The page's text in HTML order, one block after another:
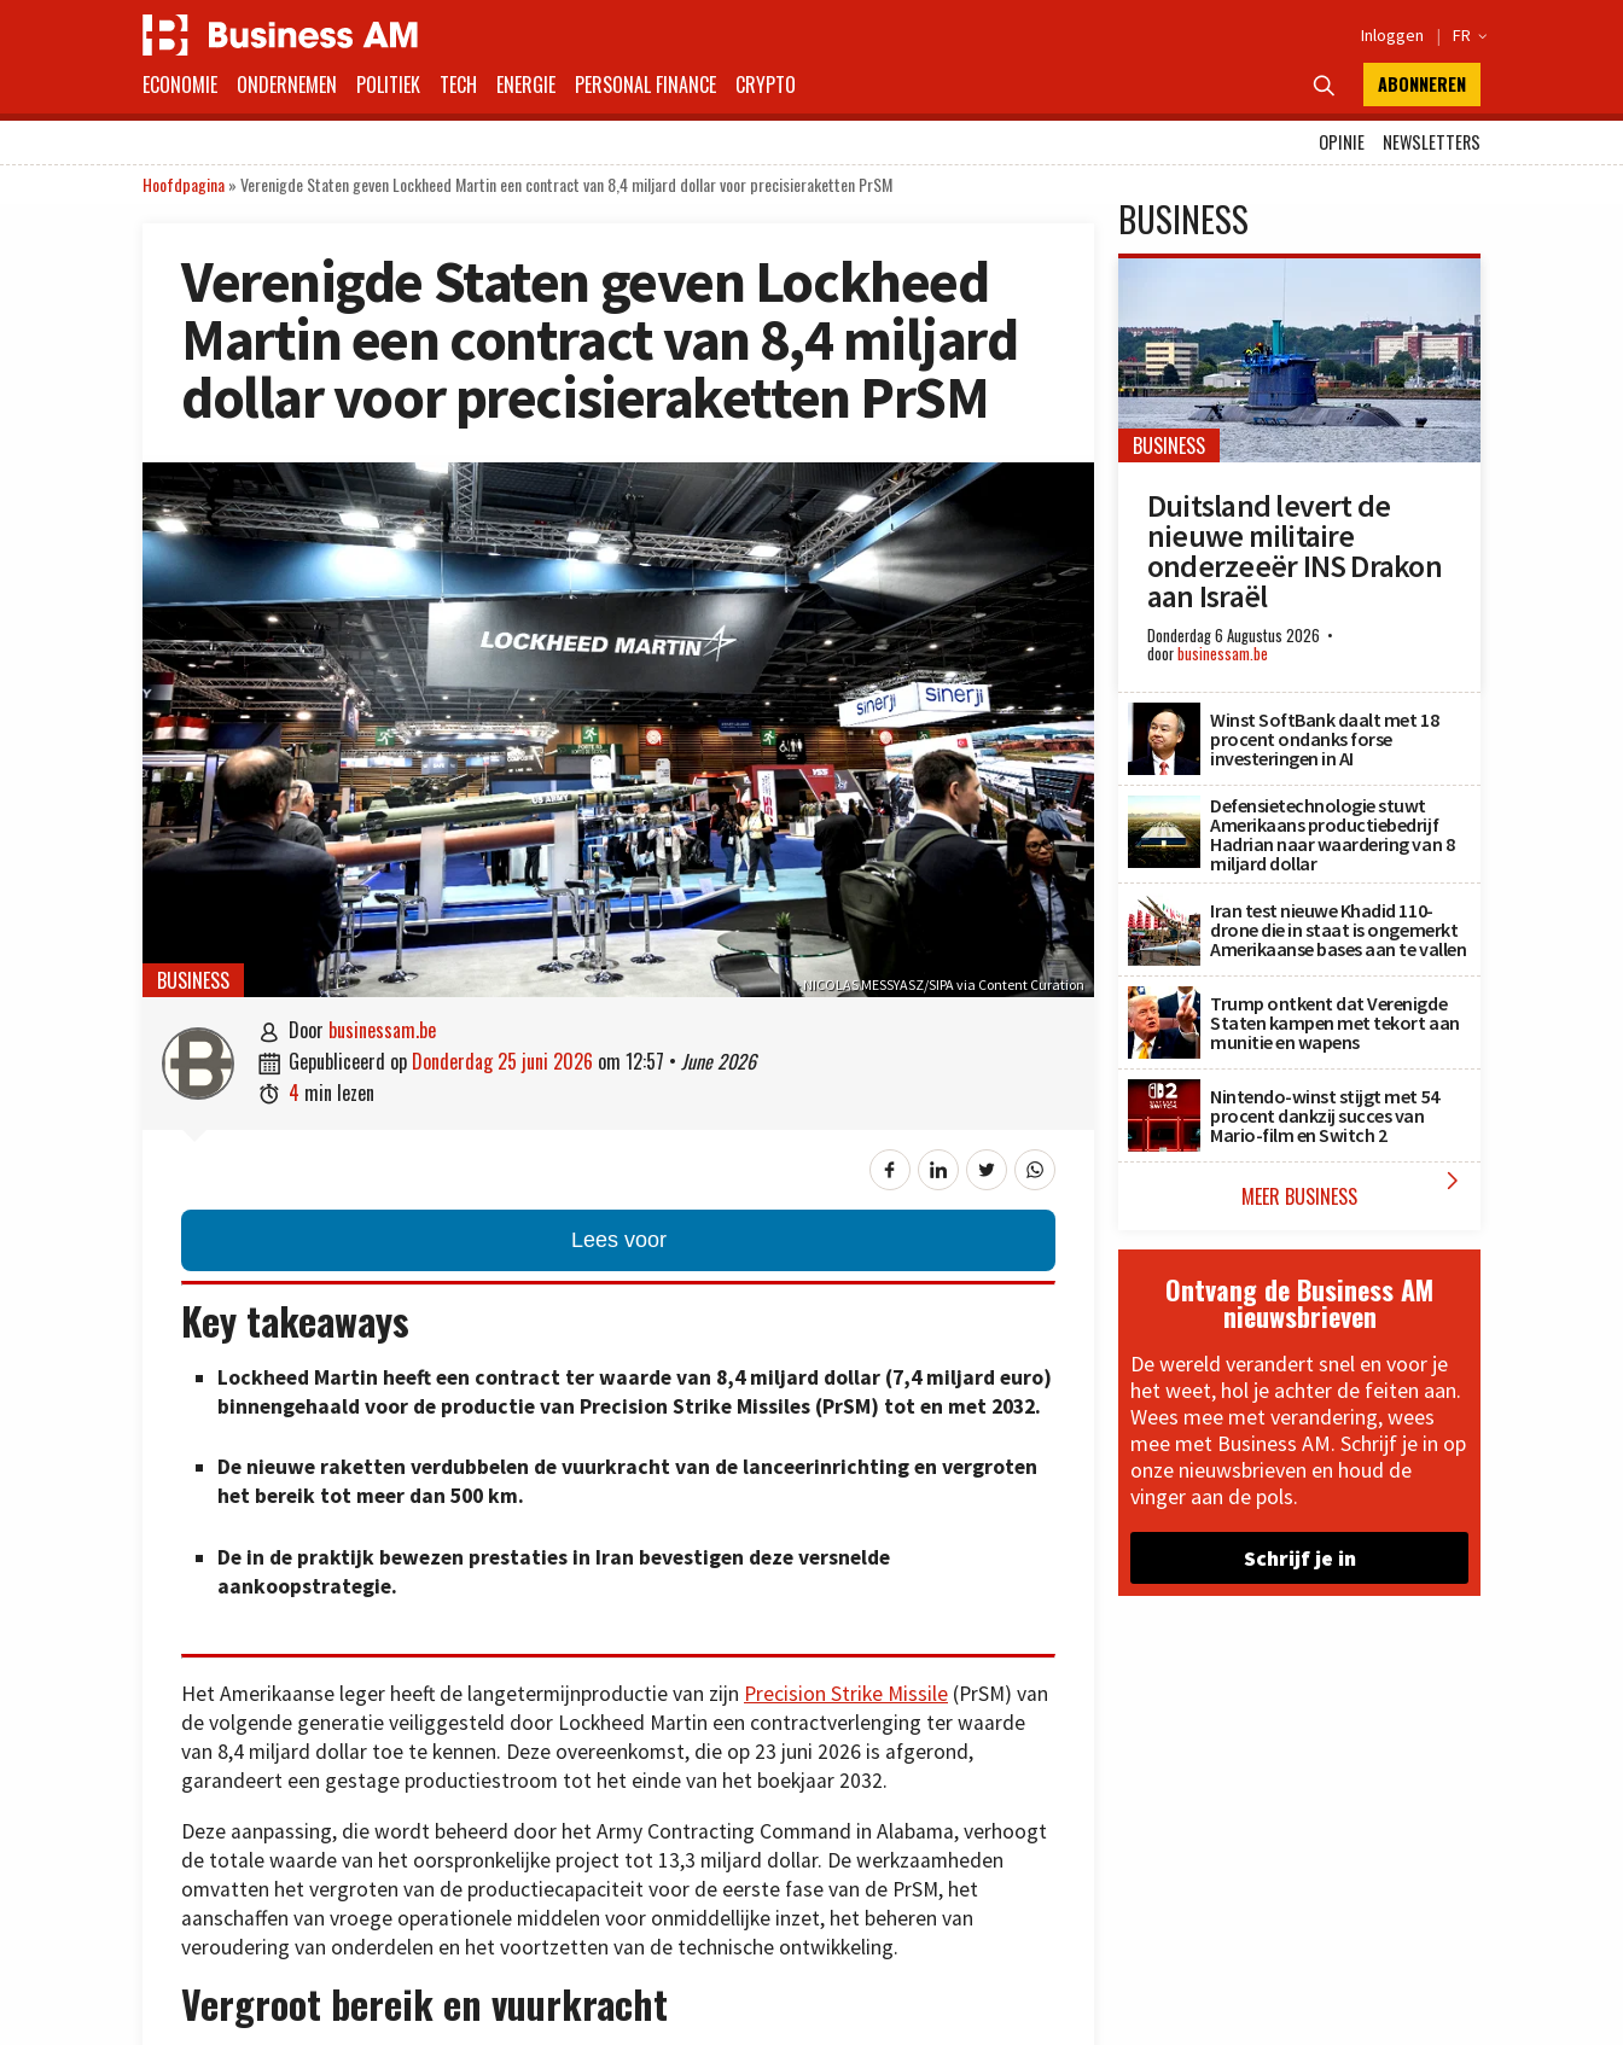
Inloggen | FR 
ECONOMIE ONDERNEMEN POLITIEK TECH ENERGIE PERSONAL FINANCE CRYPTO  ABONNEREN
OPINIE
NEWSLETTERS
Hoofdpagina»Verenigde Staten geven Lockheed Martin een contract van 8,4 miljard dollar voor precisieraketten PrSM
Verenigde Staten geven Lockheed
Martin een contract van 8,4 miljard
dollar voor precisieraketten PrSM
NICOLAS MESSYASZ/SIPA via Content Curation
BUSINESS
 door businessam.be
 gepubliceerd op donderdag 25 juni 2026 om 12:57 • June 2026
 4 min lezen
Lees voor
Key takeaways
Lockheed Martin heeft een contract ter waarde van 8,4 miljard dollar (7,4 miljard euro)
binnengehaald voor de productie van Precision Strike Missiles (PrSM) tot en met 2032.
De nieuwe raketten verdubbelen de vuurkracht van de lanceerinrichting en vergroten
het bereik tot meer dan 500 km.
De in de praktijk bewezen prestaties in Iran bevestigen deze versnelde
aankoopstrategie.
Het Amerikaanse leger heeft de langetermijnproductie van zijn Precision Strike Missile (PrSM) van
de volgende generatie veiliggesteld door Lockheed Martin een contractverlenging ter waarde
van 8,4 miljard dollar toe te kennen. Deze overeenkomst, die op 23 juni 2026 is afgerond,
garandeert een gestage productiestroom tot het einde van het boekjaar 2032.
Deze aanpassing, die wordt beheerd door het Army Contracting Command in Alabama, verhoogt
de totale waarde van het oorspronkelijke project tot 13,3 miljard dollar. De werkzaamheden
omvatten het vergroten van de productiecapaciteit voor de eerste fase van de PrSM, het
aanschaffen van vroege operationele middelen voor onmiddellijke inzet, het beheren van
veroudering van onderdelen en het voortzetten van de technische ontwikkeling.
Vergroot bereik en vuurkracht
BUSINESS
BUSINESS
Duitsland levert de
nieuwe militaire
onderzeeër INS Drakon
aan Israël
Donderdag 6 Augustus 2026
doorbusinessam.be
Winst SoftBank daalt met 18
procent ondanks forse
investeringen in AI
Defensietechnologie stuwt
Amerikaans productiebedrijf
Hadrian naar waardering van 8
miljard dollar
Iran test nieuwe Khadid 110-
drone die in staat is ongemerkt
Amerikaanse bases aan te vallen
Trump ontkent dat Verenigde
Staten kampen met tekort aan
munitie en wapens
Nintendo-winst stijgt met 54
procent dankzij succes van
Mario-film en Switch 2
MEER BUSINESS 
Ontvang de Business AM
nieuwsbrieven
De wereld verandert snel en voor je
het weet, hol je achter de feiten aan.
Wees mee met verandering, wees
mee met Business AM. Schrijf je in op
onze nieuwsbrieven en houd de
vinger aan de pols.
Schrijf je in